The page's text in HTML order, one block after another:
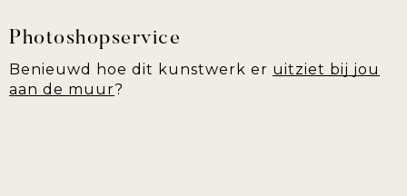
Photoshopservice
Benieuwd hoe dit kunstwerk er uitziet bij jou
aan de muur?